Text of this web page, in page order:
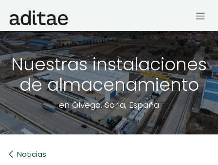
Nuestras instalaciones
de almacenamiento
en Ólvega, Soria, España
Noticias